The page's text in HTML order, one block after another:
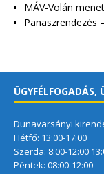
MÁV-Volán
Panaszrendezés
ÜGYFÉLFOGADÁS,
Dunavarsányi
Hétfő: 13:00-17:00
Szerda: 8:00-12:00
Péntek: 08:00-12:00